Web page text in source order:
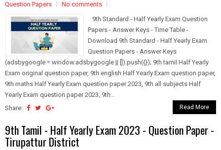
Question Papers
No comments
9th Standard - Half Yearly Exam Question
Papers - Answer Keys - Time Table -
Download 9th Standard - Half Yearly Exam
Question Papers - Answer Keys
(adsbygoogle = window.adsbygoogle || []).push({}); 9th tamil Half Yearly
Exam original question paper, 9th english Half Yearly Exam question paper,
9th maths Half Yearly Exam question paper 2023, 9th all subjects Half
Yearly Exam question paper 2023, 9th...
Share:
Read More
9th Tamil - Half Yearly Exam 2023 - Question Paper -
Tirupattur District